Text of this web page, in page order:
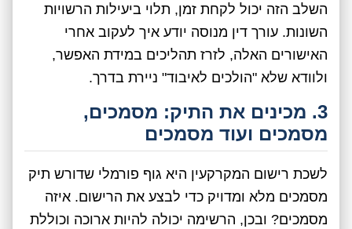
השלב הזה יכול לקחת זמן, תלוי ביעילות הרשויות
השונות. עורך דין מנוסה יודע איך לעקוב אחרי
האישורים האלה, לזרז תהליכים במידת האפשר,
ולוודא שלא "הולכים לאיבוד" ניירת בדרך.
3. מכינים את התיק: מסמכים,
מסמכים ועוד מסמכים
לשכת רישום המקרקעין היא גוף פורמלי שדורש תיק
מסמכים מלא ומדויק כדי לבצע את הרישום. איזה
מסמכים? ובכן, הרשימה יכולה להיות ארוכה וכוללת